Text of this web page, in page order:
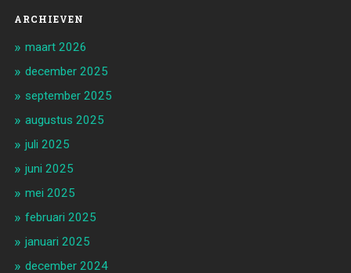
ARCHIEVEN
maart 2026
december 2025
september 2025
augustus 2025
juli 2025
juni 2025
mei 2025
februari 2025
januari 2025
december 2024